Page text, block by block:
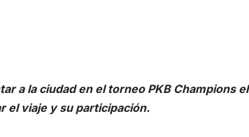
a la ciudad en el torneo PKB Champions el
el viaje y su participación.